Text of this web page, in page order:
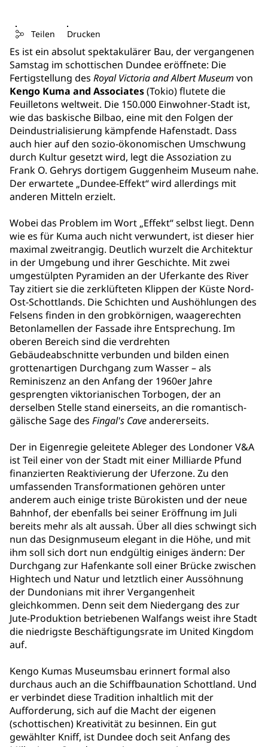
Teilen Drucken
Es ist ein absolut spektakulärer Bau, der vergangenen
Samstag im schottischen Dundee eröffnete: Die
Fertigstellung des Royal Victoria and Albert Museum von
Kengo Kuma and Associates(Tokio) flutete die
Feuilletons weltweit. Die 150.000 Einwohner-Stadt ist,
wie das baskische Bilbao, eine mit den Folgen der
Deindustrialisierung kämpfende Hafenstadt. Dass
auch hier auf den sozio-ökonomischen Umschwung
durch Kultur gesetzt wird, legt die Assoziation zu
Frank O. Gehrys dortigem Guggenheim Museum nahe.
Der erwartete „Dundee-Effekt“ wird allerdings mit
anderen Mitteln erzielt.
Wobei das Problem im Wort „Effekt“ selbst liegt. Denn
wie es für Kuma auch nicht verwundert, ist dieser hier
maximal zweitrangig. Deutlich wurzelt die Architektur
in der Umgebung und ihrer Geschichte. Mit zwei
umgestülpten Pyramiden an der Uferkante des River
Tay zitiert sie die zerklüfteten Klippen der Küste Nord-
Ost-Schottlands. Die Schichten und Aushöhlungen des
Felsens finden in den grobkörnigen, waagerechten
Betonlamellen der Fassade ihre Entsprechung. Im
oberen Bereich sind die verdrehten
Gebäudeabschnitte verbunden und bilden einen
grottenartigen Durchgang zum Wasser – als
Reminiszenz an den Anfang der 1960er Jahre
gesprengten viktorianischen Torbogen, der an
derselben Stelle stand einerseits, an die romantisch-
gälische Sage des Fingal's Caveandererseits.
Der in Eigenregie geleitete Ableger des Londoner V&A
ist Teil einer von der Stadt mit einer Milliarde Pfund
finanzierten Reaktivierung der Uferzone. Zu den
umfassenden Transformationen gehören unter
anderem auch einige triste Bürokisten und der neue
Bahnhof, der ebenfalls bei seiner Eröffnung im Juli
bereits mehr als alt aussah. Über all dies schwingt sich
nun das Designmuseum elegant in die Höhe, und mit
ihm soll sich dort nun endgültig einiges ändern: Der
Durchgang zur Hafenkante soll einer Brücke zwischen
Hightech und Natur und letztlich einer Aussöhnung
der Dundonians mit ihrer Vergangenheit
gleichkommen. Denn seit dem Niedergang des zur
Jute-Produktion betriebenen Walfangs weist ihre Stadt
die niedrigste Beschäftigungsrate im United Kingdom
auf.
Kengo Kumas Museumsbau erinnert formal also
durchaus auch an die Schiffbaunation Schottland. Und
er verbindet diese Tradition inhaltlich mit der
Aufforderung, sich auf die Macht der eigenen
(schottischen) Kreativität zu besinnen. Ein gut
gewählter Kniff, ist Dundee doch seit Anfang des